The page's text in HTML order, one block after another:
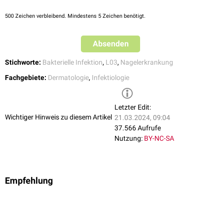
500 Zeichen verbleibend. Mindestens 5 Zeichen benötigt.
Absenden
Stichworte: Bakterielle Infektion, L03, Nagelerkrankung
Fachgebiete: Dermatologie, Infektiologie
Wichtiger Hinweis zu diesem Artikel
Letzter Edit:
21.03.2024, 09:04
37.566 Aufrufe
Nutzung: BY-NC-SA
Empfehlung